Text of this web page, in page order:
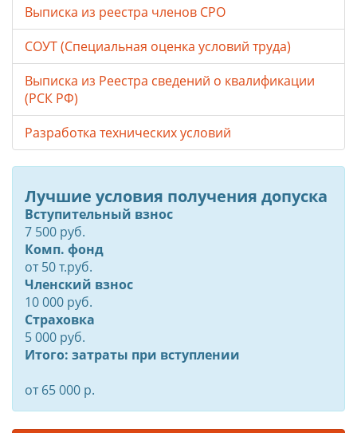
Выписка из реестра членов СРО
СОУТ (Специальная оценка условий труда)
Выписка из Реестра сведений о квалификации
(РСК РФ)
Разработка технических условий
Лучшие условия получения допуска
Вступительный взнос
7 500 руб.
Комп. фонд
от50т.руб.
Членский взнос
10 000 руб.
Страховка
5 000 руб.
Итого: затраты при вступлении
от 65 000 р.